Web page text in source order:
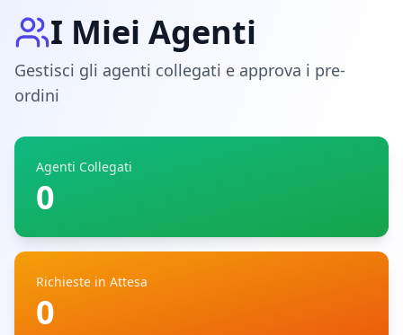
I Miei Agenti
Gestisci gli agenti collegati e approva i pre-
ordini
Agenti Collegati
0
Richieste in Attesa
0